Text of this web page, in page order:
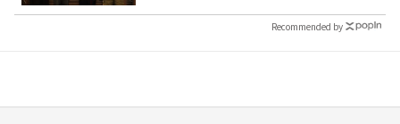
Recommended by